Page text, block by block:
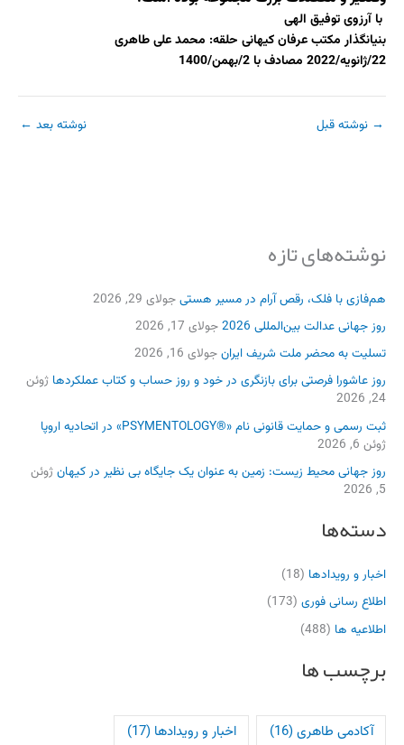
نوشته‌های تازه
هم‌فازی با فلک، رقص آرام در مسیر هستیجولای 29, 2026
روز جهانی عدالت بین‌المللی 2026
جولای 17, 2026
تسلیت به محضر ملت شریف ایرانجولای 16, 2026
روز عاشورا فرصتی برای بازنگری در خود و روز حساب و کتاب عملکردها ژوئن
24, 2026
ثبت رسمی و حمایت قانونی نام «®PSYMENTOLOGY» در اتحادیه اروپا
ژوئن 6, 2026
روز جهانی محیط زیست: زمین به عنوان یک جایگاه بی نظیر در کیهانژوئن
5, 2026
دسته‌ها
اخبار و رویدادها (18)
اطلاع رسانی فوری (173)
اطلاعیه ها (488)
برچسب ها
آکادمی طاهری(16) اخبار و رویدادها (17)
با آرزوی توفیق الهی
بنیانگذار مکتب عرفان کیهانی حلقه: محمد علی طاهری
22/ژانویه/2022 مصادف با 2/بهمن/1400
→ نوشته قبل نوشته بعد ←